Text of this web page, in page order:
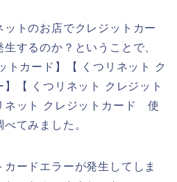
ットのお店でクレジットカー
するのか？ということで、
トカード】【 くつリネット ク
【 くつリネット クレジット
ット クレジットカード 使
てみました。
ードエラーが発生してしま